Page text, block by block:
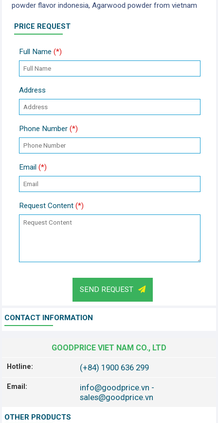
powder flavor indonesia, Agarwood powder from vietnam
PRICE REQUEST
Full Name (*)
Address
Phone Number (*)
Email (*)
Request Content (*)
SEND REQUEST
CONTACT INFORMATION
GOODPRICE VIET NAM CO., LTD
Hotline: (+84) 1900 636 299
Email: info@goodprice.vn -
sales@goodprice.vn
OTHER PRODUCTS